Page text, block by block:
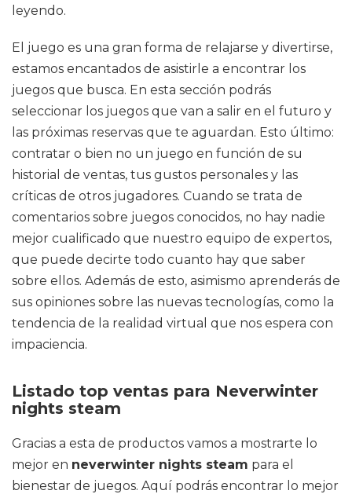
leyendo.
El juego es una gran forma de relajarse y divertirse,
estamos encantados de asistirle a encontrar los
juegos que busca. En esta sección podrás
seleccionar los juegos que van a salir en el futuro y
las próximas reservas que te aguardan. Esto último:
contratar o bien no un juego en función de su
historial de ventas, tus gustos personales y las
críticas de otros jugadores. Cuando se trata de
comentarios sobre juegos conocidos, no hay nadie
mejor cualificado que nuestro equipo de expertos,
que puede decirte todo cuanto hay que saber
sobre ellos. Además de esto, asimismo aprenderás de
sus opiniones sobre las nuevas tecnologías, como la
tendencia de la realidad virtual que nos espera con
impaciencia.
Listado top ventas para Neverwinter
nights steam
Gracias a esta de productos vamos a mostrarte lo
mejor en neverwinter nights steam para el
bienestar de juegos. Aquí podrás encontrar lo mejor